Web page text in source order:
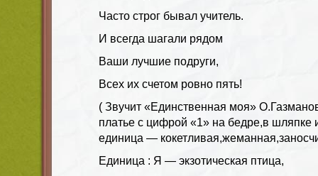
Часто строг бывал учитель.
И всегда шагали рядом
Ваши лучшие подруги,
Всех их счетом ровно пять!
( Звучит «Единственная моя»
платье с цифрой «1» на бедре,в шляпке
единица —
Единица : Я — экзотическая птица,